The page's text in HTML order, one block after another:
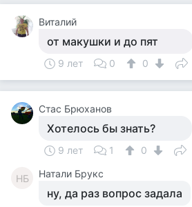
Виталий
от макушки и до пят
9 лет 0 0
Стас Брюханов
Хотелось бы знать?
9 лет 1 0
НБ Натали Брукс
ну, да раз вопрос задала